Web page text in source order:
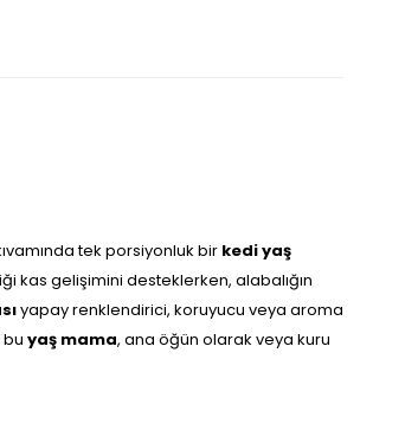
tek porsiyonluk bir kedi yaş
kas gelişimini desteklerken, alabalığın
yapay renklendirici, koruyucu veya aroma
yaş mama, ana öğün olarak veya kuru